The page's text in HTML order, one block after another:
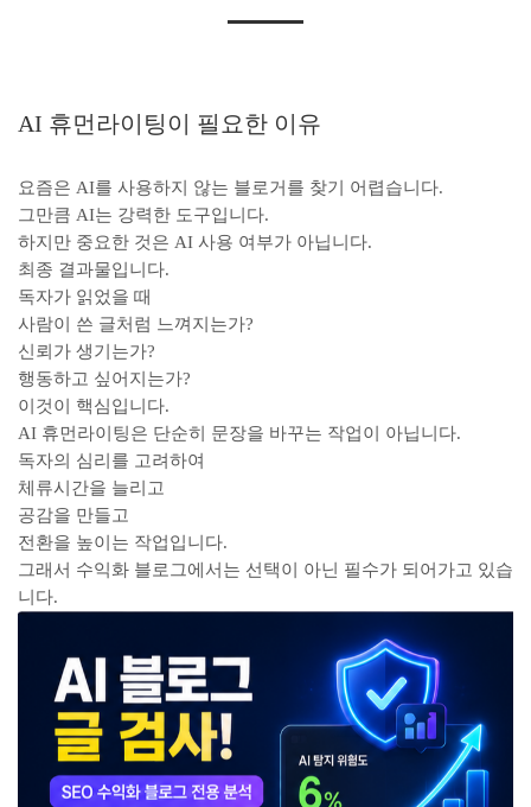
AI 휴먼라이팅이 필요한 이유
요즘은 AI를 사용하지 않는 블로거를 찾기 어렵습니다.
그만큼 AI는 강력한 도구입니다.
하지만 중요한 것은 AI 사용 여부가 아닙니다.
최종 결과물입니다.
독자가 읽었을 때
사람이 쓴 글처럼 느껴지는가?
신뢰가 생기는가?
행동하고 싶어지는가?
이것이 핵심입니다.
AI 휴먼라이팅은 단순히 문장을 바꾸는 작업이 아닙니다.
독자의 심리를 고려하여
체류시간을 늘리고
공감을 만들고
전환을 높이는 작업입니다.
그래서 수익화 블로그에서는 선택이 아닌 필수가 되어가고 있습
니다.